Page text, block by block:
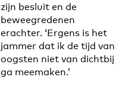
zijn besluit en de
beweegredenen
erachter. ‘Ergens is het
jammer dat ik de tijd van
oogsten niet van dichtbij
ga meemaken.’